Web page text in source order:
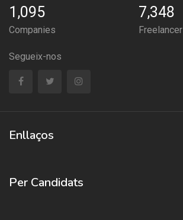
1,095
Companies
7,348
Freelancer
Segueix-nos
Enllaços
Per Candidats